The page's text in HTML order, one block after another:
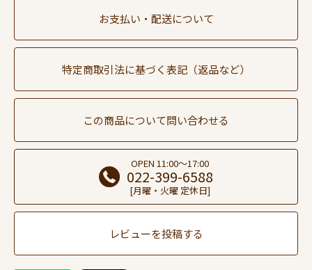
お支払い・配送について
特定商取引法に基づく表記（返品など）
この商品について問い合わせる
OPEN 11:00～17:00
022-399-6588
[月曜・火曜 定休日]
レビューを投稿する